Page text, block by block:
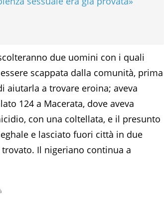
due uomini con i quali
scappata dalla comunità, prima
aiutarla a trovare eroina; aveva
124 a Macerata, dove aveva
con una coltellata, e il presunto
e lasciato fuori città in due
Il nigeriano continua a